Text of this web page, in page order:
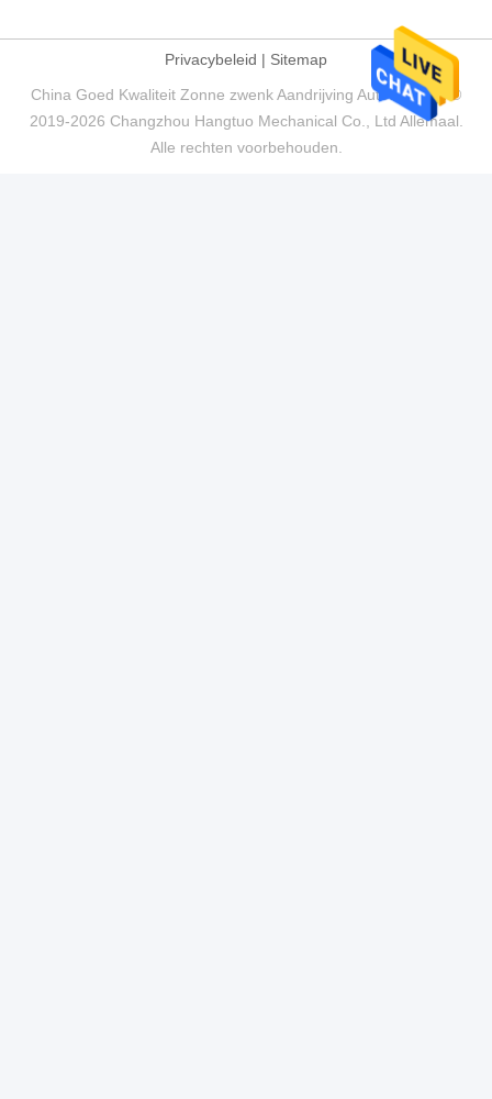
Privacybeleid | Sitemap
China Goed Kwaliteit Zonne zwenk Aandrijving Auteursrecht ©
2019-2026 Changzhou Hangtuo Mechanical Co., Ltd Allemaal.
Alle rechten voorbehouden.